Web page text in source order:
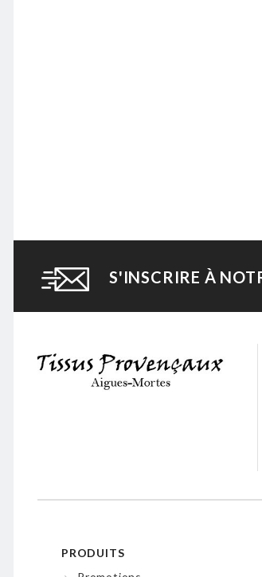
S'INSCRIRE À
PRODUITS